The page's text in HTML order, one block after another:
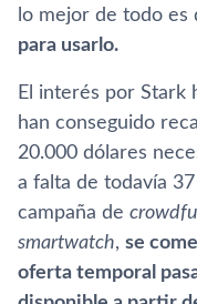
lo mejor de todo es
para usarlo.
El interés por Stark
han conseguido
20.000 dólares
a falta de todaví­a
campaña de
smartwatch, se
oferta temporal